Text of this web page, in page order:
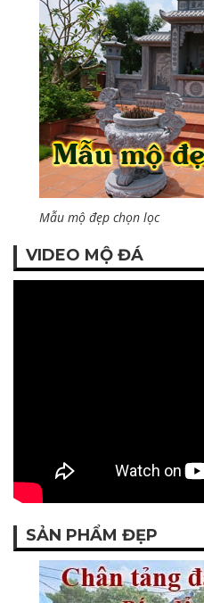
Mẫu mộ đẹp chọn lọc
VIDEO MỘ ĐÁ
SẢN PHẨM ĐẸP